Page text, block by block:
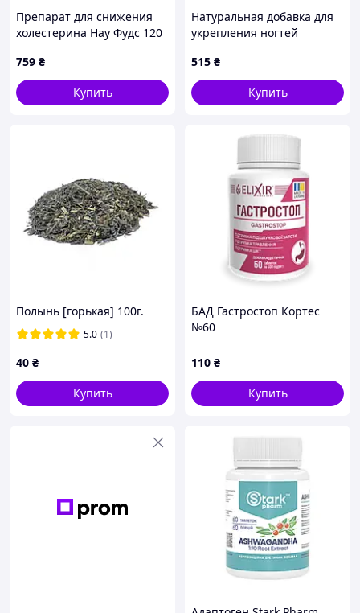
Препарат для снижения
холестерина Нау Фудс 120
759 ₴
Купить
Натуральная добавка для
укрепления ногтей
64652B5H6
515 ₴
Купить
Полынь [горькая] 100г.
5.0 (1)
40 ₴
Купить
БАД Гастростоп Кортес
№60
110 ₴
Купить